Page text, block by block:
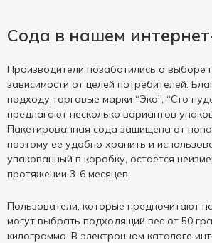
Сода в нашем
Производители позаботились о выборе
зависимости от целей потребителей.
подходу торговые марки “Эко”, “Сто
предлагают несколько вариантов
Пакетированная сода защищена от
поэтому ее удобно хранить и
упакованный в коробку, остается
протяжении 3-6 месяцев.
Пользователи, которые предпочитают
могут выбрать подходящий вес от 50
килограмма. В электронном каталоге